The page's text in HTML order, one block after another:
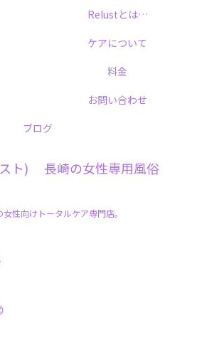
ト) 長崎の女性専用風俗
性向けトータルケア専門店。
Relustとは…
ケアについて
料金
お問い合わせ
ブログ